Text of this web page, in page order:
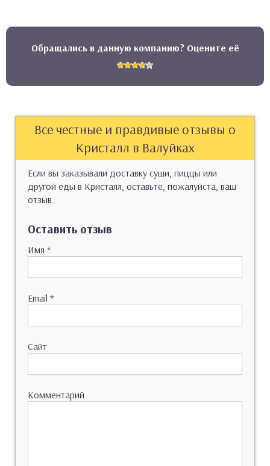
Обращались в данную компанию? Оцените её
Все честные и правдивые отзывы о
Кристалл в Валуйках
Если вы заказывали доставку суши, пиццы или
другой еды в Кристалл, оставьте, пожалуйста, ваш
отзыв.
Оставить отзыв
Имя *
Email *
Сайт
Комментарий